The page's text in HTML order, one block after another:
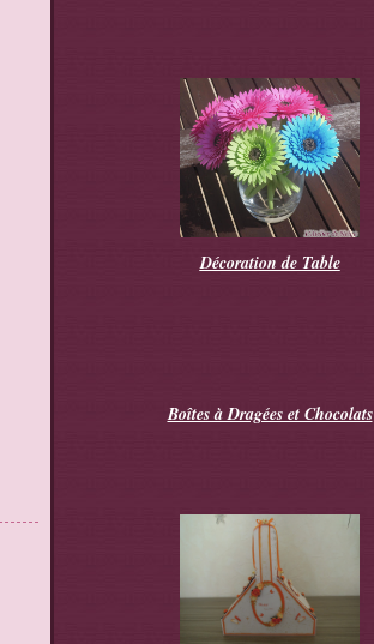
Décoration de Table
Boîtes à Dragées et Chocolats